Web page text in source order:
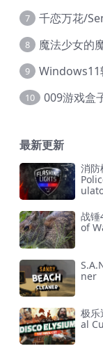
7 千恋万花/
8 魔法少女的
9 Windows11
10 009游戏盒
最新更新
消
战
of
ner
极
al